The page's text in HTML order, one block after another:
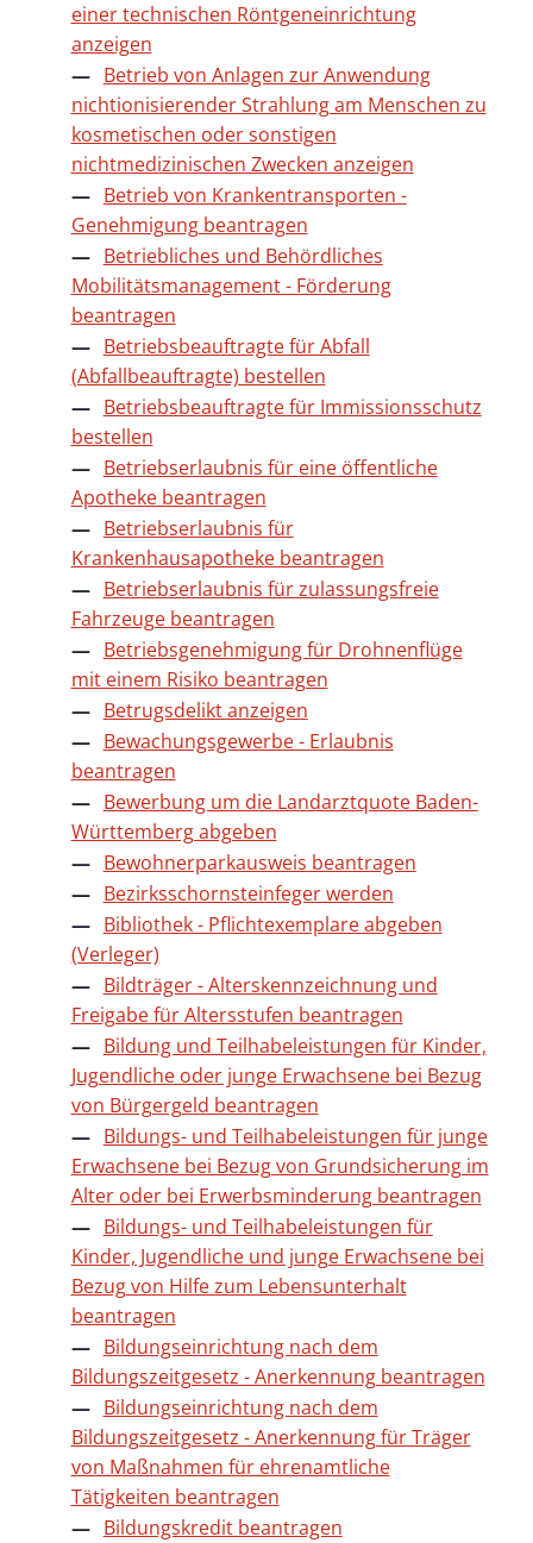
einer technischen Röntgeneinrichtung
anzeigen
Betrieb von Anlagen zur Anwendung
nichtionisierender Strahlung am Menschen zu
kosmetischen oder sonstigen
nichtmedizinischen Zwecken anzeigen
Betrieb von Krankentransporten -
Genehmigung beantragen
Betriebliches und Behördliches
Mobilitätsmanagement - Förderung
beantragen
Betriebsbeauftragte für Abfall
(Abfallbeauftragte) bestellen
Betriebsbeauftragte für Immissionsschutz
bestellen
Betriebserlaubnis für eine öffentliche
Apotheke beantragen
Betriebserlaubnis für
Krankenhausapotheke beantragen
Betriebserlaubnis für zulassungsfreie
Fahrzeuge beantragen
Betriebsgenehmigung für Drohnenflüge
mit einem Risiko beantragen
Betrugsdelikt anzeigen
Bewachungsgewerbe - Erlaubnis
beantragen
Bewerbung um die Landarztquote Baden-
Württemberg abgeben
Bewohnerparkausweis beantragen
Bezirksschornsteinfeger werden
Bibliothek - Pflichtexemplare abgeben
(Verleger)
Bildträger - Alterskennzeichnung und
Freigabe für Altersstufen beantragen
Bildung und Teilhabeleistungen für Kinder,
Jugendliche oder junge Erwachsene bei Bezug
von Bürgergeld beantragen
Bildungs- und Teilhabeleistungen für junge
Erwachsene bei Bezug von Grundsicherung im
Alter oder bei Erwerbsminderung beantragen
Bildungs- und Teilhabeleistungen für
Kinder, Jugendliche und junge Erwachsene bei
Bezug von Hilfe zum Lebensunterhalt
beantragen
Bildungseinrichtung nach dem
Bildungszeitgesetz - Anerkennung beantragen
Bildungseinrichtung nach dem
Bildungszeitgesetz - Anerkennung für Träger
von Maßnahmen für ehrenamtliche
Tätigkeiten beantragen
Bildungskredit beantragen